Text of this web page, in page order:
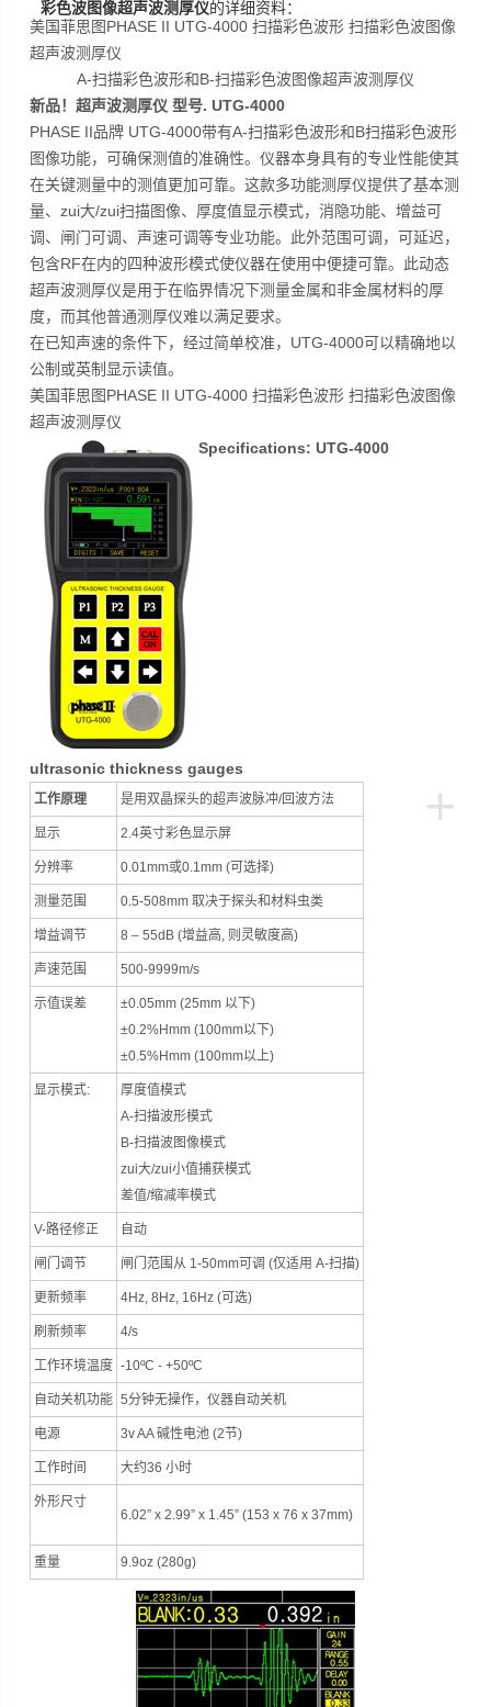
彩色波图像超声波测厚仪的详细资料：
美国菲思图PHASE II UTG-4000 扫描彩色波形 扫描彩色波图像
超声波测厚仪
A-扫描彩色波形和B-扫描彩色波图像超声波测厚仪
新品！超声波测厚仪型号. UTG-4000
PHASE II品牌 UTG-4000带有A-扫描彩色波形和B扫描彩色波形
图像功能，可确保测值的准确性。仪器本身具有的专业性能使其
在关键测量中的测值更加可靠。这款多功能测厚仪提供了基本测
量、zui大/zui扫描图像、厚度值显示模式，消隐功能、增益可
调、闸门可调、声速可调等专业功能。此外范围可调，可延迟，
包含RF在内的四种波形模式使仪器在使用中便捷可靠。此动态
超声波测厚仪是用于在临界情况下测量金属和非金属材料的厚
度，而其他普通测厚仪难以满足要求。
在已知声速的条件下，经过简单校准，UTG-4000可以精确地以
公制或英制显示读值。
美国菲思图PHASE II UTG-4000 扫描彩色波形 扫描彩色波图像
超声波测厚仪
Specifications: UTG-4000
ultrasonic thickness gauges
+
工作原理 是用双晶探头的超声波脉冲/回波方法
显示 2.4英寸彩色显示屏
分辨率 0.01mm或0.1mm (可选择)
测量范围 0.5-508mm 取决于探头和材料虫类
增益调节 8 – 55dB (增益高, 则灵敏度高)
声速范围 500-9999m/s
示值误差
±0.05mm (25mm 以下)
±0.2%Hmm (100mm以下)
±0.5%Hmm (100mm以上)
显示模式:
厚度值模式
A-扫描波形模式
B-扫描波图像模式
zui大/zui小值捕获模式
差值/缩减率模式
V-路径修正 自动
闸门调节 闸门范围从 1-50mm可调 (仅适用 A-扫描)
更新频率 4Hz, 8Hz, 16Hz (可选)
刷新频率 4/s
工作环境温度 -10ºC - +50ºC
自动关机功能 5分钟无操作，仪器自动关机
电源 3v AA 碱性电池 (2节)
工作时间 大约36 小时
外形尺寸
6.02” x 2.99” x 1.45” (153 x 76 x 37mm)
重量 9.9oz (280g)